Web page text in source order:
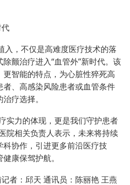
，不仅是高难度医疗技术的落
颤治疗进入“血管外”新时代。该
智能的特点，为心脏性猝死高
者、高感染风险患者或血管条件
疗选择。
力的体现，更是我们守护患者
院相关负责人表示，未来将持续
协作，引进更多前沿医疗技
康保驾护航。
者：邱天 通讯员：陈丽艳 王燕